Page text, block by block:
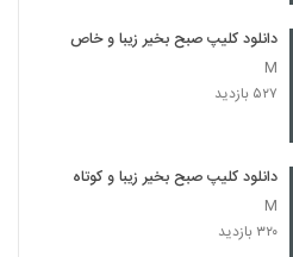
دانلود کلیپ صبح بخیر زیبا و خاص
M
۵۲۷ بازدید
دانلود کلیپ صبح بخیر زیبا و کوتاه
M
۳۲۰ بازدید